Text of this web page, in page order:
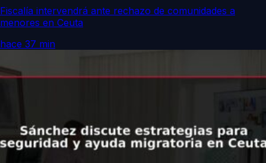
Fiscalía intervendrá ante rechazo de comunidades a
menores en Ceuta
hace 37 min